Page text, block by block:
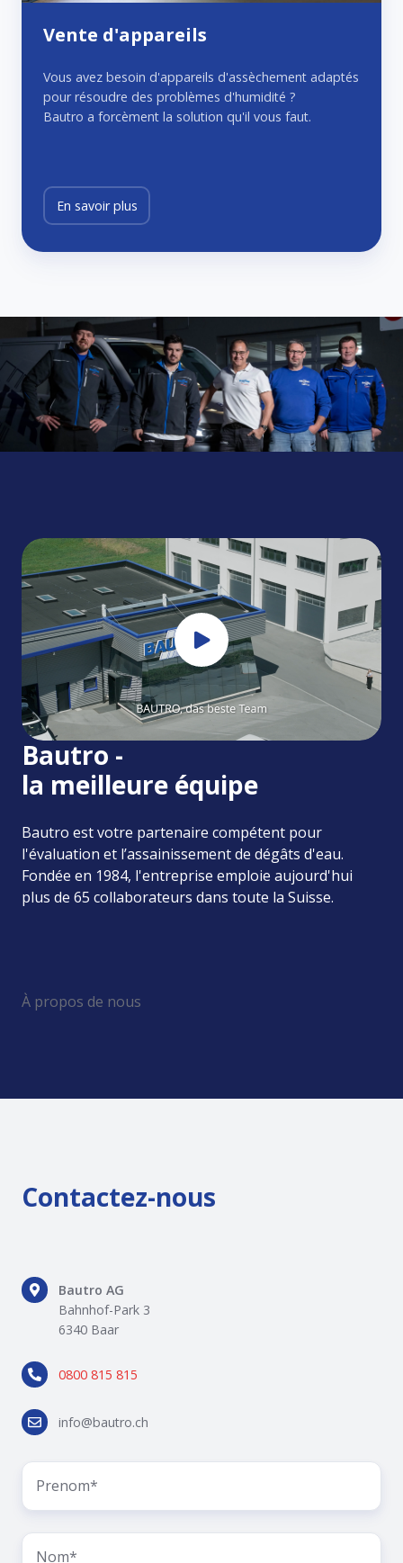
Vente d'appareils
Vous avez besoin d'appareils d'assèchement adaptés
pour résoudre des problèmes d'humidité ?
Bautro a forcèment la solution qu'il vous faut.
En savoir plus
Bautro -
la meilleure équipe
Bautro est votre partenaire compétent pour
l'évaluation et l’assainissement de dégâts d'eau.
Fondée en 1984, l'entreprise emploie aujourd'hui
plus de 65 collaborateurs dans toute la Suisse.
À propos de nous
Contactez-nous
Bautro AG
Bahnhof-Park 3
6340 Baar
Bautro
AG
Bahnhof-
3
Baar
0800 815 815
0800
815
815
info@bautro.ch
info@bautro.ch